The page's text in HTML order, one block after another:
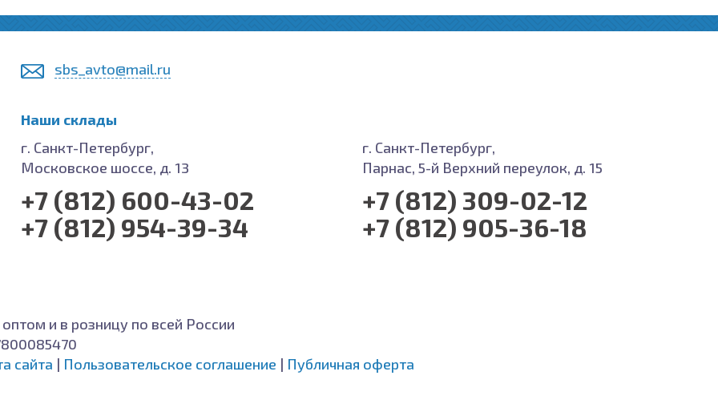
sbs_avto@mail.ru
Наши склады
г. Санкт-Петербург,
Московское шоссе, д. 13
+7 (812) 600-43-02
+7 (812) 954-39-34
г. Санкт-Петербург,
Парнас, 5-й Верхний переулок, д. 15
+7 (812) 309-02-12
+7 (812) 905-36-18
и в розницу по всей России
сайта | Пользовательское соглашение | Публичная оферта